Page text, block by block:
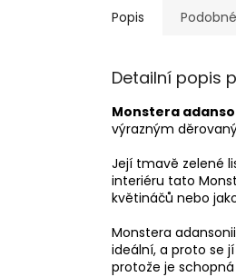
Popis
Detailní popis
Monstera
výrazným
Její tmavě zelené
interiéru tato
květináčů nebo
Monstera
ideální, a proto se
protože je